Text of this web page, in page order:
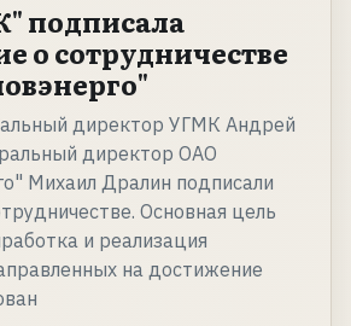
подписала
о сотрудничестве
директор УГМК Андрей
директор ОАО
Михаил Дралин подписали
Основная цель
и реализация
на достижение